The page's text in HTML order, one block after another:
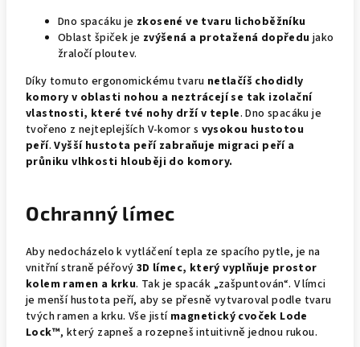
Dno spacáku je zkosené ve tvaru lichoběžníku
Oblast špiček je zvýšená a protažená dopředu jako
žraločí ploutev.
Díky tomuto ergonomickému tvaru netlačíš chodidly
komory v oblasti nohou a neztrácejí se tak izolační
vlastnosti, které tvé nohy drží v teple. Dno spacáku je
tvořeno z nejteplejších V-komor s vysokou hustotou
peří. Vyšší hustota peří zabraňuje migraci peří a
průniku vlhkosti hlouběji do komory.
Ochranný límec
Aby nedocházelo k vytláčení tepla ze spacího pytle, je na
vnitřní straně péřový 3D límec, který vyplňuje prostor
kolem ramen a krku. Tak je spacák „zašpuntován“. V límci
je menší hustota peří, aby se přesně vytvaroval podle tvaru
tvých ramen a krku. Vše jistí magnetický cvoček Lode
Lock™, který zapneš a rozepneš intuitivně jednou rukou.